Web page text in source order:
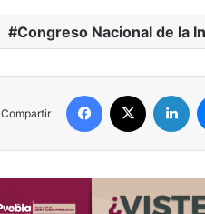
Congreso Nacional de la
Compartir
Facebook